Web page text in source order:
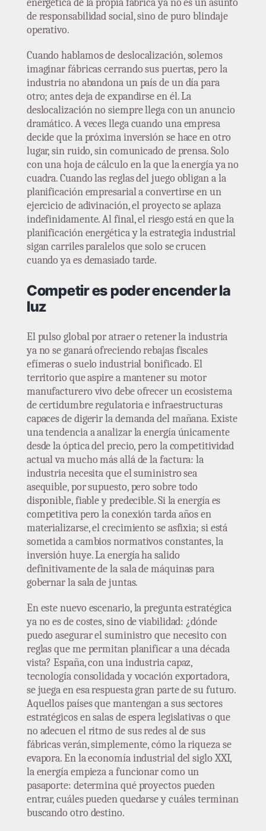
energética de la propia fábrica ya no es un asunto
de responsabilidad social, sino de puro blindaje
operativo.
Cuando hablamos de deslocalización, solemos
imaginar fábricas cerrando sus puertas, pero la
industria no abandona un país de un día para
otro; antes deja de expandirse en él. La
deslocalización no siempre llega con un anuncio
dramático. A veces llega cuando una empresa
decide que la próxima inversión se hace en otro
lugar, sin ruido, sin comunicado de prensa. Solo
con una hoja de cálculo en la que la energía ya no
cuadra. Cuando las reglas del juego obligan a la
planificación empresarial a convertirse en un
ejercicio de adivinación, el proyecto se aplaza
indefinidamente. Al final, el riesgo está en que la
planificación energética y la estrategia industrial
sigan carriles paralelos que solo se crucen
cuando ya es demasiado tarde.
Competir es poder encender la
luz
El pulso global por atraer o retener la industria
ya no se ganará ofreciendo rebajas fiscales
efímeras o suelo industrial bonificado. El
territorio que aspire a mantener su motor
manufacturero vivo debe ofrecer un ecosistema
de certidumbre regulatoria e infraestructuras
capaces de digerir la demanda del mañana. Existe
una tendencia a analizar la energía únicamente
desde la óptica del precio, pero la competitividad
actual va mucho más allá de la factura: la
industria necesita que el suministro sea
asequible, por supuesto, pero sobre todo
disponible, fiable y predecible. Si la energía es
competitiva pero la conexión tarda años en
materializarse, el crecimiento se asfixia; si está
sometida a cambios normativos constantes, la
inversión huye. La energía ha salido
definitivamente de la sala de máquinas para
gobernar la sala de juntas.
En este nuevo escenario, la pregunta estratégica
ya no es de costes, sino de viabilidad: ¿dónde
puedo asegurar el suministro que necesito con
reglas que me permitan planificar a una década
vista? España, con una industria capaz,
tecnología consolidada y vocación exportadora,
se juega en esa respuesta gran parte de su futuro.
Aquellos países que mantengan a sus sectores
estratégicos en salas de espera legislativas o que
no adecuen el ritmo de sus redes al de sus
fábricas verán, simplemente, cómo la riqueza se
evapora. En la economía industrial del siglo XXI,
la energía empieza a funcionar como un
pasaporte: determina qué proyectos pueden
entrar, cuáles pueden quedarse y cuáles terminan
buscando otro destino.